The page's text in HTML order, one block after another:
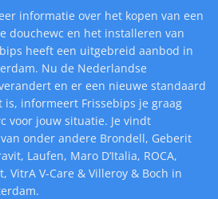
informatie over het kopen van een
douchewc en het installeren van
heeft een uitgebreid aanbod in
Nu de Nederlandse
en er een nieuwe standaard
is, informeert Frissebips je graag
voor jouw situatie. Je vindt
onder andere Brondell, Geberit
Laufen, Maro D’Italia, ROCA,
VitrA V-Care & Villeroy & Boch in